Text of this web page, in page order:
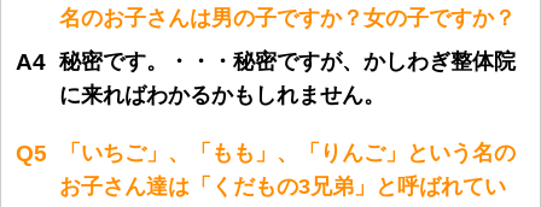
名のお子さんは男の子ですか？女の子ですか？
A4 秘密です。
・・・秘密ですが、かしわぎ整体院
に来ればわかるかもしれません。
Q5
「いちご」、「もも」、「りんご」という名の
お子さん達は「くだもの3兄弟」と呼ばれてい